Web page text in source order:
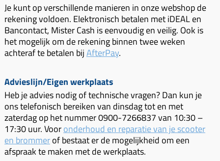
Je kunt op verschillende manieren in onze webshop de
rekening voldoen. Elektronisch betalen met iDEAL en
Bancontact, Mister Cash is eenvoudig en veilig. Ook is
het mogelijk om de rekening binnen twee weken
achteraf te betalen bijAfterPay.
Advieslijn/Eigen werkplaats
Heb je advies nodig of technische vragen? Dan kun je
ons telefonisch bereiken van dinsdag tot en met
zaterdag op het nummer 0900-7266837 van 10:30 –
17:30 uur. Vooronderhoud en reparatie van je scooter
en brommerof bestaat er de mogelijkheid om een
afspraak te maken met de werkplaats.